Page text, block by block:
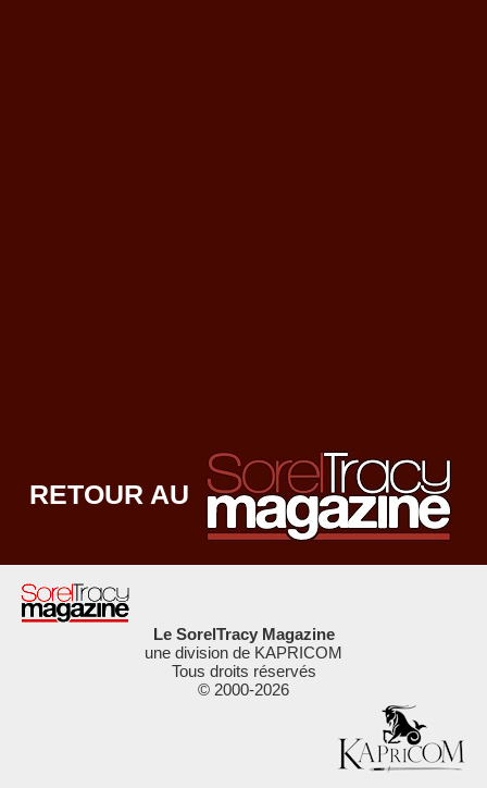
RETOUR AU
Le SorelTracy Magazine
une division de KAPRICOM
Tous droits réservés
© 2000-2026